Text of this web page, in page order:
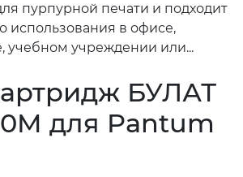
пурпурной печати и подходит
использования в офисе,
учебном учреждении или...
БУЛАТ
для Pantum